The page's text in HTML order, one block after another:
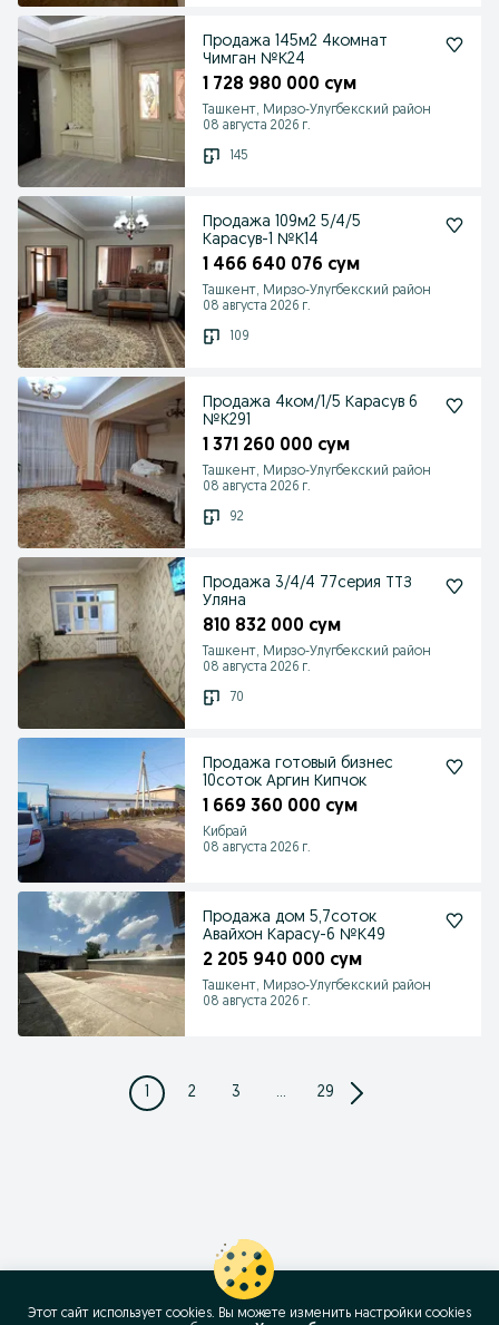
Продажа 145м2 4комнат
Чимган №К24
1 728 980 000 сум
Ташкент, Мирзо-Улугбекский район
08 августа 2026 г.
145
Продажа 109м2 5/4/5
Карасув-1 №К14
1 466 640 076 сум
Ташкент, Мирзо-Улугбекский район
08 августа 2026 г.
109
Продажа 4ком/1/5 Карасув 6
№К291
1 371 260 000 сум
Ташкент, Мирзо-Улугбекский район
08 августа 2026 г.
92
Продажа 3/4/4 77серия ТТЗ
Уляна
810 832 000 сум
Ташкент, Мирзо-Улугбекский район
08 августа 2026 г.
70
Продажа готовый бизнес
10соток Аргин Кипчок
1 669 360 000 сум
Кибрай
08 августа 2026 г.
Продажа дом 5,7соток
Авайхон Карасу-6 №К49
2 205 940 000 сум
Ташкент, Мирзо-Улугбекский район
08 августа 2026 г.
1 2 3 ... 29
Этот сайт использует cookies. Вы можете изменить настройки cookies